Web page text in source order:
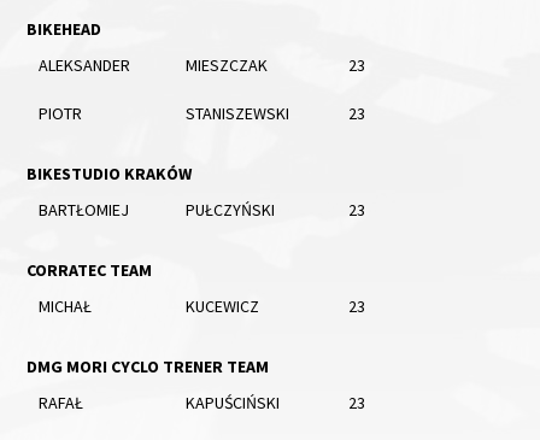
BIKEHEAD
ALEKSANDER
MIESZCZAK 23
PIOTR STANISZEWSKI 23
BIKESTUDIO KRAKÓW
BARTŁOMIEJ
PUŁCZYŃSKI 23
CORRATEC TEAM
MICHAŁ
KUCEWICZ 23
DMG MORI CYCLO TRENER TEAM
RAFAŁ
KAPUŚCIŃSKI 23